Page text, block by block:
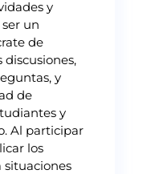
y
un
de
y
de
y
Al participar
los
situaciones